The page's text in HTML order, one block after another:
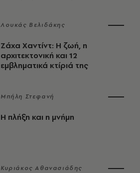
Λουκάς Βελιδάκης
Ζάχα Χαντίντ: Η ζωή, η
αρχιτεκτονική και 12
εμβληματικά κτίριά της
Μπήλη Στεφανή
Η πλήξη και η μνήμη
Κυριάκος Αθανασιάδης